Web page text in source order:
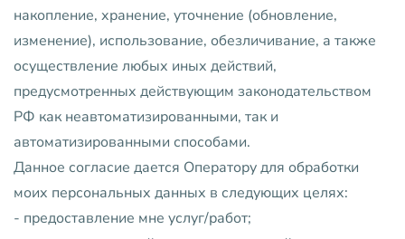
накопление, хранение, уточнение (обновление,
изменение), использование, обезличивание, а также
осуществление любых иных действий,
предусмотренных действующим законодательством
РФ как неавтоматизированными, так и
автоматизированными способами.
Данное согласие дается Оператору для обработки
моих персональных данных в следующих целях:
- предоставление мне услуг/работ;